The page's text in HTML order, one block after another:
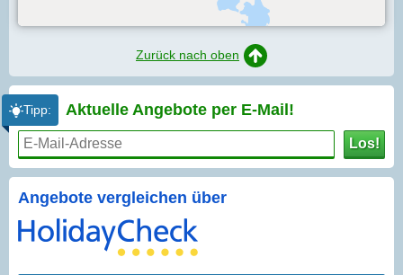
Zurück nach oben
Tipp: Aktuelle Angebote per E-Mail!
Los!
Angebote vergleichen über